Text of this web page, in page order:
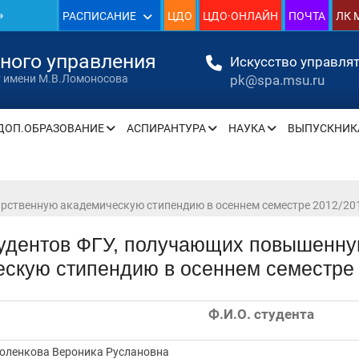
—
—
РАСПИСАНИЕ ЦДО ЦДО·ОНЛАЙН ПОЧТА ЛК
управления
имени М.В.Ломоносова
Искусство
pk@spa.msu.ru
АСПИРАНТУРА НАУКА
академическую стипендию в осеннем семестре 2012/
ФГУ, получающих
стипендию в осеннем семестре
Ф.И.О. студента
Вероника Руслановна